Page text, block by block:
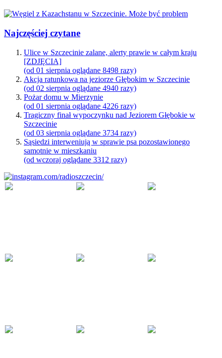
Najczęściej czytane
Ulice w Szczecinie zalane, alerty prawie w całym kraju
[ZDJĘCIA]
(od 01 sierpnia oglądane 8498 razy)
Akcja ratunkowa na jeziorze Głębokim w Szczecinie
(od 02 sierpnia oglądane 4940 razy)
Pożar domu w Mierzynie
(od 01 sierpnia oglądane 4226 razy)
Tragiczny finał wypoczynku nad Jeziorem Głębokie w
Szczecinie
(od 03 sierpnia oglądane 3734 razy)
Sąsiedzi interweniują w sprawie psa pozostawionego
samotnie w mieszkaniu
(od wczoraj oglądane 3312 razy)